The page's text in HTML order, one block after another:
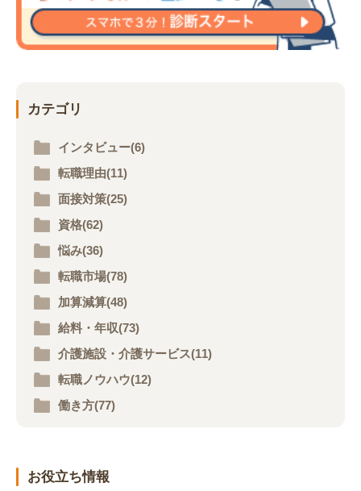
カテゴリ
インタビュー(6)
転職理由(11)
面接対策(25)
資格(62)
悩み(36)
転職市場(78)
加算減算(48)
給料・年収(73)
介護施設・介護サービス(11)
転職ノウハウ(12)
働き方(77)
お役立ち情報